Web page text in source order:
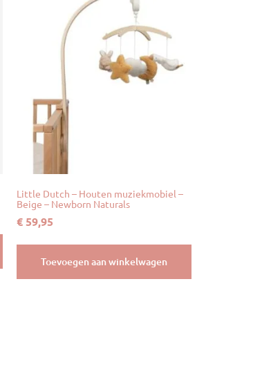
Little Dutch – Houten muziekmobiel –
Beige – Newborn Naturals
€ 59,95
Toevoegen aan winkelwagen